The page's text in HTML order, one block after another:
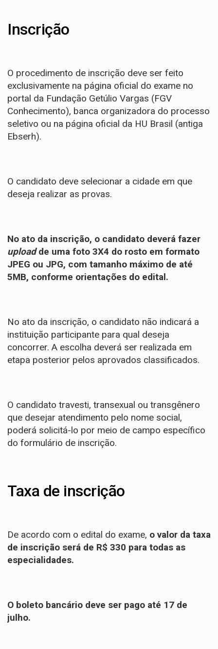
Inscrição
O procedimento de inscrição deve ser feito
exclusivamente na página oficial do exame no
portal da Fundação Getúlio Vargas (FGV
Conhecimento), banca organizadora do processo
seletivo ou na página oficial da HU Brasil (antiga
Ebserh).
O candidato deve selecionar a cidade em que
deseja realizar as provas.
No ato da inscrição, o candidato deverá fazer
uploadde uma foto 3X4 do rosto em formato
JPEG ou JPG, com tamanho máximo de até
5MB, conforme orientações do edital.
No ato da inscrição, o candidato não indicará a
instituição participante para qual deseja
concorrer. A escolha deverá ser realizada em
etapa posterior pelos aprovados classificados.
O candidato travesti, transexual ou transgênero
que desejar atendimento pelo nome social,
poderá solicitá-lo por meio de campo específico
do formulário de inscrição.
Taxa de inscrição
De acordo com o edital do exame, o valor da taxa
de inscrição será de R$ 330 para todas as
especialidades.
O boleto bancário deve ser pago até 17 de
julho.